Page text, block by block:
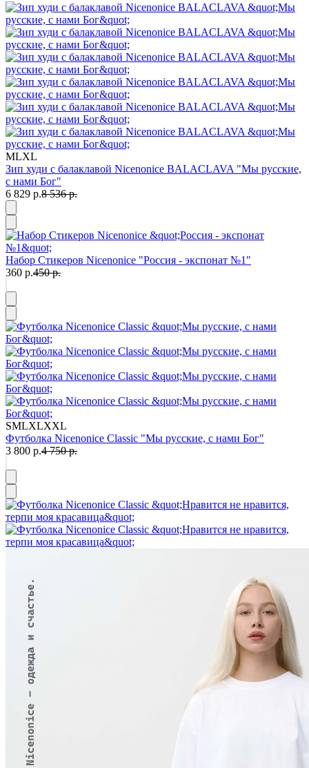
MLXL
Зип худи с балаклавой Nicenonice BALACLAVA "Мы русские,
с нами Бог"
6 829 р.8 536 р.
Набор Стикеров Nicenonice "Россия - экспонат №1"
360 р.450 р.
SMLXLXXL
Футболка Nicenonice Classic "Мы русские, с нами Бог"
3 800 р.4 750 р.